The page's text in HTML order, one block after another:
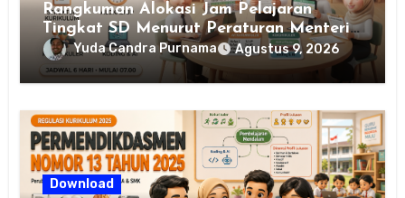
Rangkuman Alokasi Jam Pelajaran
Tingkat SD Menurut Peraturan Menteri
Pendidikan Dasar dan Menengah
Republik Indonesia Nomor 13 Tahun
2025
Yuda Candra Purnama Agustus 9, 2026
Download